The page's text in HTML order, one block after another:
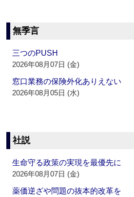
無季言
三つのPUSH
2026年08月07日 (金)
窓口業務の保険外化ありえない
2026年08月05日 (水)
社説
生命守る政策の実現を最優先に
2026年08月07日 (金)
薬価逆ざや問題の抜本的改革を